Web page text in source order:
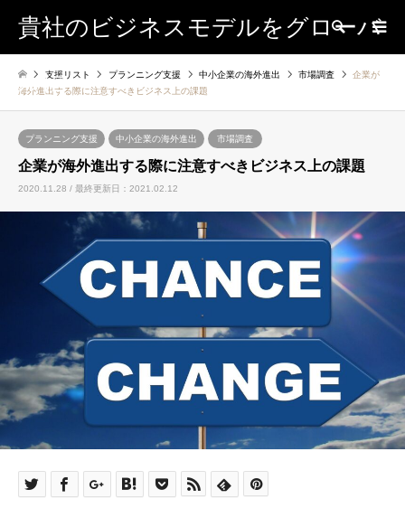
貴社のビジネスモデルをグローバ
ルに
検索
支援リスト プランニング支援 中小企業の海外進出 市場調査
企業が
海外進出する際に注意すべきビジネス上の課題
プランニング支援 中小企業の海外進出 市場調査
企業が海外進出する際に注意すべきビジネス上の課題
2020.11.28 / 最終更新日：2021.02.12